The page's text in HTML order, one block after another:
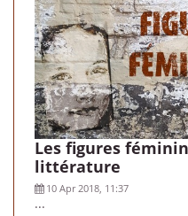
Les figures
littérature
10 Apr 2018, 11:37
...